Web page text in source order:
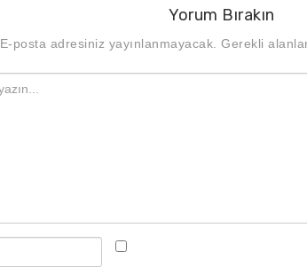
Yorum Bırakın
E-posta adresiniz yayınlanmayacak. Gerekli